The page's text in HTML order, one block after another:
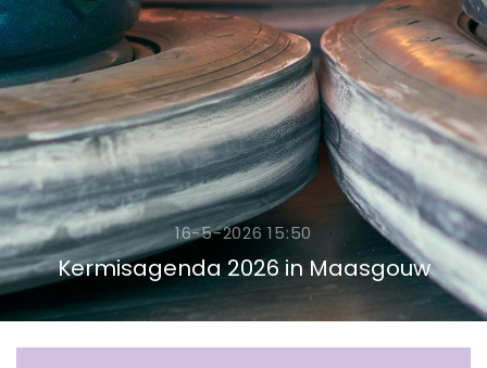
16-5-2026 15:50
Kermisagenda 2026 in Maasgouw